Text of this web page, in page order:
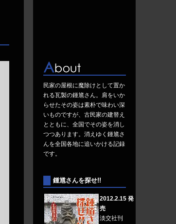
民家の屋根に魔除けとして置か
れる瓦製の鍾馗さん。肩をいか
らせたその姿は素朴で味わい深
いものですが、古民家の建替え
とともに、全国でその姿を消し
つつあります。消えゆく鍾馗さ
んを全国各地に追いかける記録
です。
鍾馗さんを探せ!!
2012.2.15 発
売
淡交社刊